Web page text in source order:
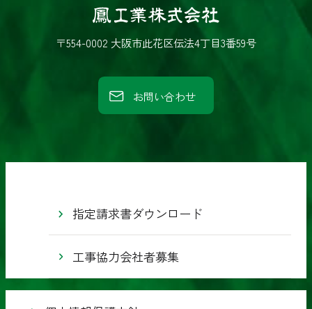
鳳
工
株
〒554-0002 大阪市此花区伝法4丁目3番59号
お問い合わせ
指定請求書ダウンロード
工事協力会社者募集